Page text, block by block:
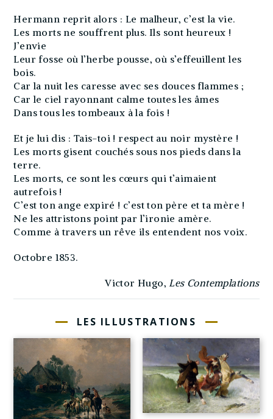
Hermann reprit alors : Le malheur, c’est la vie.
Les morts ne souffrent plus. Ils sont heureux !
J’envie
Leur fosse où l’herbe pousse, où s’effeuillent les
bois.
Car la nuit les caresse avec ses douces flammes ;
Car le ciel rayonnant calme toutes les âmes
Dans tous les tombeaux à la fois !
Et je lui dis : Tais-toi ! respect au noir mystère !
Les morts gisent couchés sous nos pieds dans la
terre.
Les morts, ce sont les cœurs qui t’aimaient
autrefois !
C’est ton ange expiré ! c’est ton père et ta mère !
Ne les attristons point par l’ironie amère.
Comme à travers un rêve ils entendent nos voix.
Octobre 1853.
Victor Hugo, Les Contemplations
LES ILLUSTRATIONS